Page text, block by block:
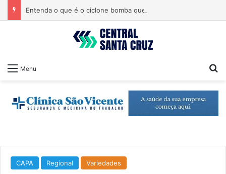
Menu
CAPA Regional Variedades